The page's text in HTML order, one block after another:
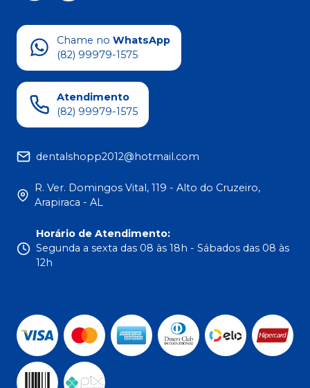
Chame no WhatsApp
(82) 99979-1575
Atendimento
(82) 99979-1575
dentalshopp2012@hotmail.com
R. Ver. Domingos Vital, 119 - Alto do Cruzeiro,
Arapiraca - AL
Horário de Atendimento:
Segunda a sexta das 08 às 18h - Sábados das 08 às
12h